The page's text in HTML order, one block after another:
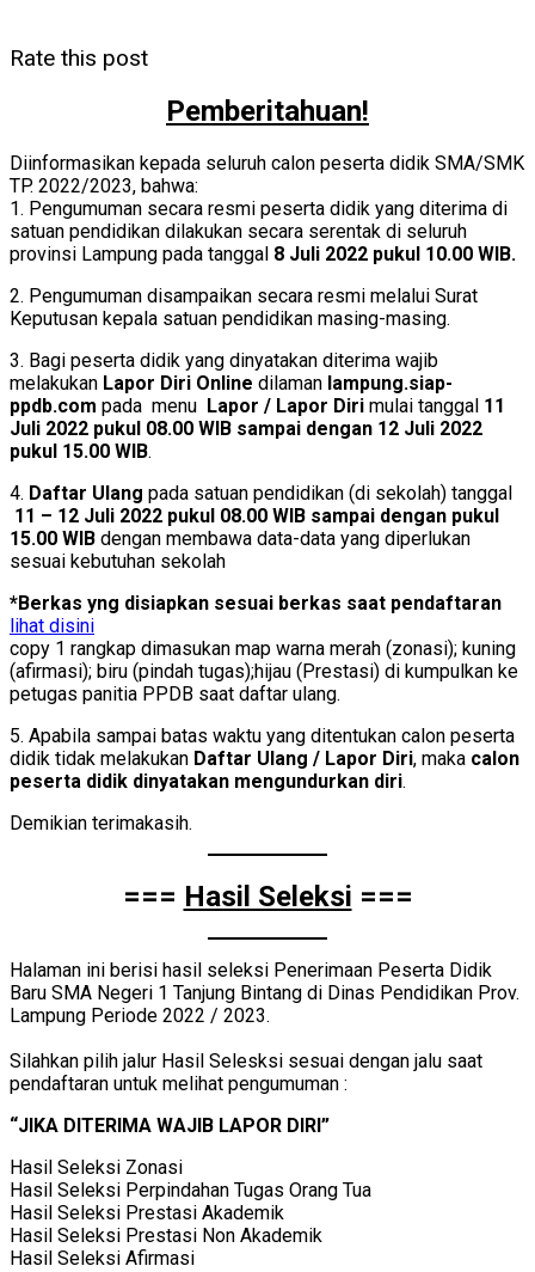
Rate this post
Pemberitahuan!
Diinformasikan kepada seluruh calon peserta didik SMA/SMK
TP. 2022/2023, bahwa:
1. Pengumuman secara resmi peserta didik yang diterima di
satuan pendidikan dilakukan secara serentak di seluruh
provinsi Lampung pada tanggal 8 Juli 2022 pukul 10.00 WIB.
2. Pengumuman disampaikan secara resmi melalui Surat
Keputusan kepala satuan pendidikan masing-masing.
3. Bagi peserta didik yang dinyatakan diterima wajib
melakukan Lapor Diri Online dilaman lampung.siap-
ppdb.com pada menu Lapor / Lapor Diri mulai tanggal 11
Juli 2022 pukul 08.00 WIB sampai dengan 12 Juli 2022
pukul 15.00 WIB.
4. Daftar Ulang pada satuan pendidikan (di sekolah) tanggal
11 – 12 Juli 2022 pukul 08.00 WIB sampai dengan pukul
15.00 WIB dengan membawa data-data yang diperlukan
sesuai kebutuhan sekolah
*Berkas yng disiapkan sesuai berkas saat pendaftaran
lihat disini
copy 1 rangkap dimasukan map warna merah (zonasi); kuning
(afirmasi); biru (pindah tugas);hijau (Prestasi) di kumpulkan ke
petugas panitia PPDB saat daftar ulang.
5. Apabila sampai batas waktu yang ditentukan calon peserta
didik tidak melakukan Daftar Ulang / Lapor Diri, maka calon
peserta didik dinyatakan mengundurkan diri.
Demikian terimakasih.
=== Hasil Seleksi ===
Halaman ini berisi hasil seleksi Penerimaan Peserta Didik
Baru SMA Negeri 1 Tanjung Bintang di Dinas Pendidikan Prov.
Lampung Periode 2022 / 2023.
Silahkan pilih jalur Hasil Selesksi sesuai dengan jalu saat
pendaftaran untuk melihat pengumuman :
“JIKA DITERIMA WAJIB LAPOR DIRI”
Hasil Seleksi Zonasi
Hasil Seleksi Perpindahan Tugas Orang Tua
Hasil Seleksi Prestasi Akademik
Hasil Seleksi Prestasi Non Akademik
Hasil Seleksi Afirmasi